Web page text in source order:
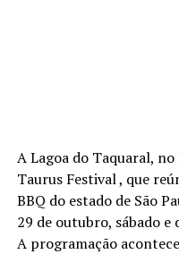
A Lagoa do Taquaral,
Taurus Festival , que
BBQ do estado de São
29 de outubro, sábado
A programação